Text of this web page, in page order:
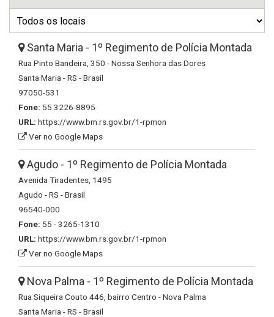
Santa Maria - 1º Regimento de Polícia Montada
Rua Pinto Bandeira, 350 - Nossa Senhora das Dores
Santa Maria - RS - Brasil
97050-531
Fone: 55 3226-8895
URL: https://www.bm.rs.gov.br/1-rpmon
Ver no Google Maps
Agudo - 1º Regimento de Polícia Montada
Avenida Tiradentes, 1495
Agudo - RS - Brasil
96540-000
Fone: 55 - 3265-1310
URL: https://www.bm.rs.gov.br/1-rpmon
Ver no Google Maps
Nova Palma - 1º Regimento de Polícia Montada
Rua Siqueira Couto 446, bairro Centro - Nova Palma
Santa Maria - RS - Brasil